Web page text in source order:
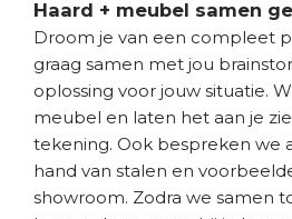
Haard + meubel samen
Droom je van een compleet
graag samen met jou
oplossing voor jouw situatie.
meubel en laten het aan je
tekening. Ook bespreken we
hand van stalen en
showroom. Zodra we samen